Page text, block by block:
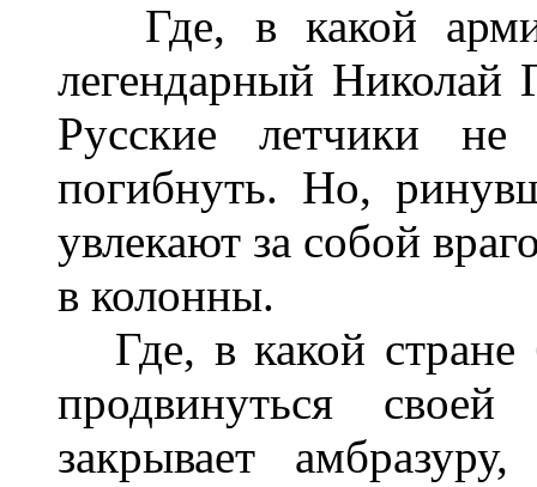
Где, в какой
легендарный Николай
Русские летчики
погибнуть. Но,
увлекают за собой
в колонны.
Где, в какой стране
продвинуться
закрывает